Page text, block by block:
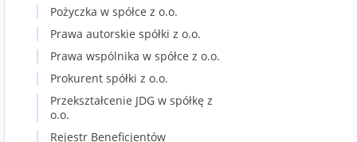
Pożyczka w spółce z o.o.
Prawa autorskie spółki z o.o.
Prawa wspólnika w spółce z o.o.
Prokurent spółki z o.o.
Przekształcenie JDG w spółkę z
o.o.
Rejestr Beneficjentów